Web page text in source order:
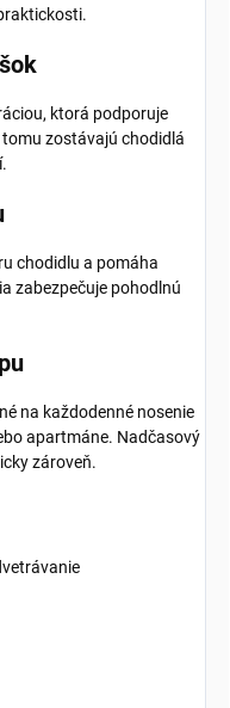
ktorá podporuje
zostávajú chodidlá
chodidlu a pomáha
zabezpečuje pohodlnú
na každodenné nosenie
apartmáne. Nadčasový
zároveň.